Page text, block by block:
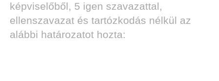
képviselőből, 5 igen szavazattal,
ellenszavazat és tartózkodás nélkül az
alábbi határozatot hozta: